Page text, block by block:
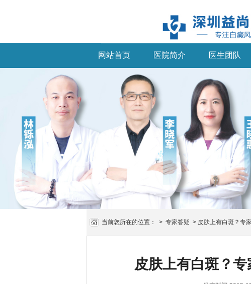
网站首页 医院简介 医生团队
当前您所在的位置： > 专家答疑 > 皮肤上有白斑？专
皮肤上有白斑？